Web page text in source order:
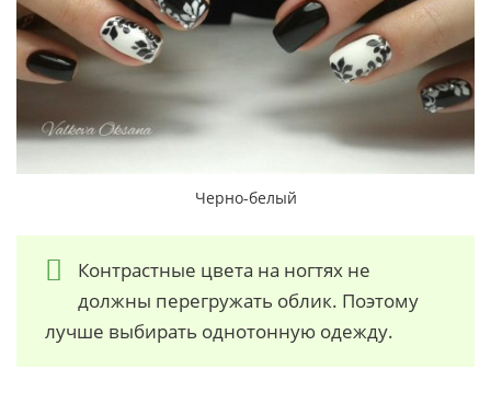
Черно-белый
Контрастные цвета на ногтях не
должны перегружать облик. Поэтому
лучше выбирать однотонную одежду.